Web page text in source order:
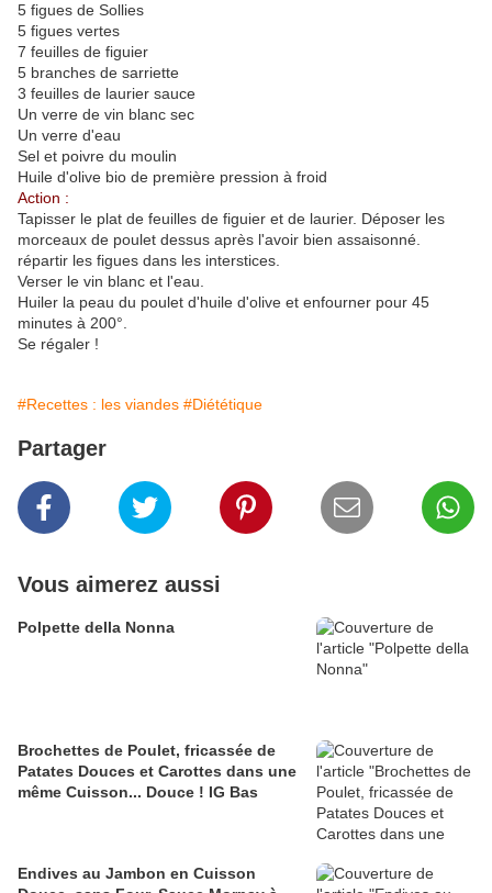
5 figues de Sollies
5 figues vertes
7 feuilles de figuier
5 branches de sarriette
3 feuilles de laurier sauce
Un verre de vin blanc sec
Un verre d'eau
Sel et poivre du moulin
Huile d'olive bio de première pression à froid
Action :
Tapisser le plat de feuilles de figuier et de laurier. Déposer les
morceaux de poulet dessus après l'avoir bien assaisonné.
répartir les figues dans les interstices.
Verser le vin blanc et l'eau.
Huiler la peau du poulet d'huile d'olive et enfourner pour 45
minutes à 200°.
Se régaler !
#Recettes : les viandes #Diététique
Partager
Vous aimerez aussi
Polpette della Nonna
Brochettes de Poulet, fricassée de
Patates Douces et Carottes dans une
même Cuisson... Douce ! IG Bas
Endives au Jambon en Cuisson